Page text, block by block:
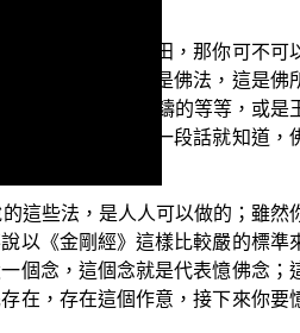
既然是最大的福田，那你可不可
為這是佛教，這是佛法，這是佛
木雕的，或是銅鑄的等等，或是
因此，你透過這一段話就知道，
這些法，是人人可以做的；雖然
以《金剛經》這樣比較嚴的標準
個念，這個念就是代表憶佛念；
在，存在這個作意，接下來你要